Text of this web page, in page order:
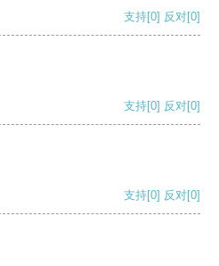
支持[0] 反对[0]
支持[0] 反对[0]
支持[0] 反对[0]